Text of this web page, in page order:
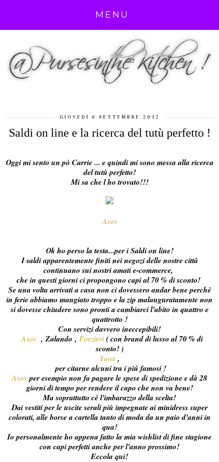
MENU
GIOVEDÌ 6 SETTEMBRE 2012
Saldi on line e la ricerca del tutù perfetto !
Oggi mi sento un pò Carrie ... e quindi mi sono messa alla ricerca
del tutù perfetto!
Mi sa che l ho trovato!!!
Asos
Ok ho perso la testa...per i Saldi on line!
I saldi apparentemente finiti nei negozi delle nostre città
continuano sui nostri amati e-commerce,
che in questi giorni ci propongono capi al 70 % di sconto!
Se una volta arrivati a casa non ci dovessero andar bene perchè
in ferie abbiamo mangiato troppo e la zip malauguratamente non
si dovesse chiudere sono pronti a cambiarci l'abito in quattro e
quattrotto !
Con servizi davvero ineccepibili!
Asos ,Zalando , Forzieri( con brand di lusso al 70 % di
sconto! )
Yoox,
per citarne alcuni tra i più famosi !
Asosper esempio non fa pagare le spese di spedizione e dà 28
giorni di tempo per rendere il capo che non va bene!
Ma soprattutto cè l'imbarazzo della scelta!
Dai vestiti per le uscite serali più impegnate ai minidress super
colorati, alle borse a cartella tanto di moda da un paio d'anni in
qua!
Io personalmente ho appena fatto la mia wishlist di fine stagione
con capi perfetti anche per l'anno prossimo!
Eccola qui!